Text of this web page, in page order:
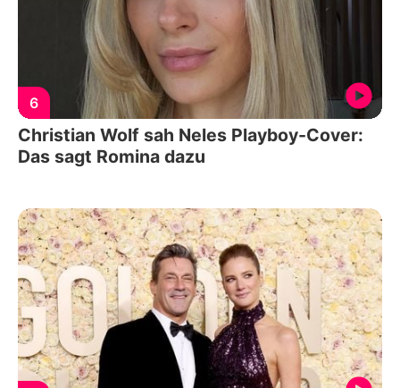
6
Christian Wolf sah Neles Playboy-Cover:
Das sagt Romina dazu